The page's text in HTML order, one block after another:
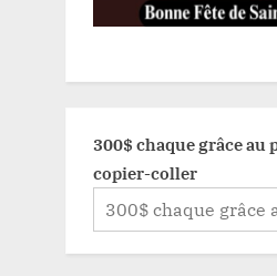
300$ chaque grâce au
copier-coller